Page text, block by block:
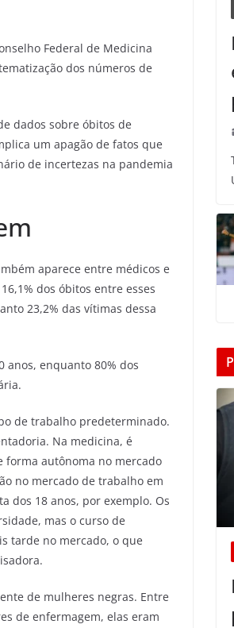
Federal de Medicina
dos números de
dados sobre óbitos de
um apagão de fatos que
de incertezas na pandemia
aparece entre médicos e
dos óbitos entre esses
23,2% das vítimas dessa
anos, enquanto 80% dos
de trabalho predeterminado.
Na medicina, é
forma autônoma no mercado
no mercado de trabalho em
dos 18 anos, por exemplo. Os
mas o curso de
tarde no mercado, o que
de mulheres negras. Entre
de enfermagem, elas eram